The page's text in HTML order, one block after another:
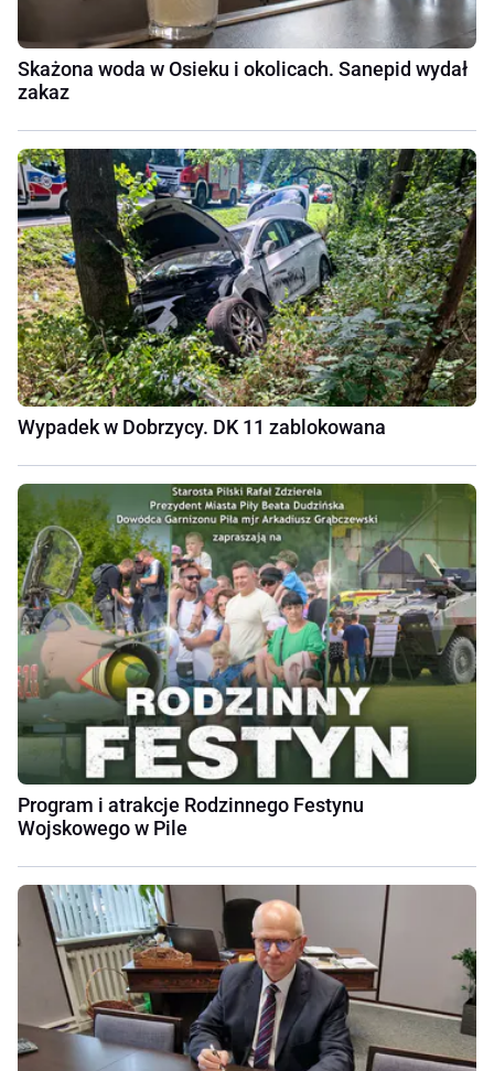
Skażona woda w Osieku i okolicach. Sanepid wydał
zakaz
Wypadek w Dobrzycy. DK 11 zablokowana
Program i atrakcje Rodzinnego Festynu
Wojskowego w Pile